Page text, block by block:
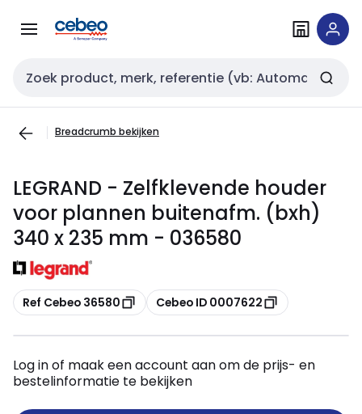
naar
naar
Zoekveld invoer
Breadcrumb bekijken
LEGRAND - Zelfklevende houder
voor plannen buitenafm. (bxh)
340 x 235 mm - 036580
Kopiëren
Ref Cebeo 36580 Kopiëren
Cebeo ID 0007622
Log in of maak een account aan om de prijs- en
bestelinformatie te bekijken